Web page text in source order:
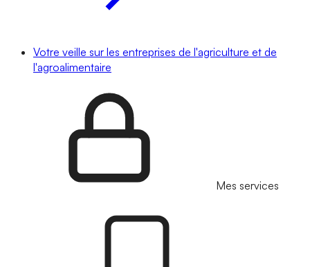
Votre veille sur les entreprises de l'agriculture et de
l'agroalimentaire
Mes services